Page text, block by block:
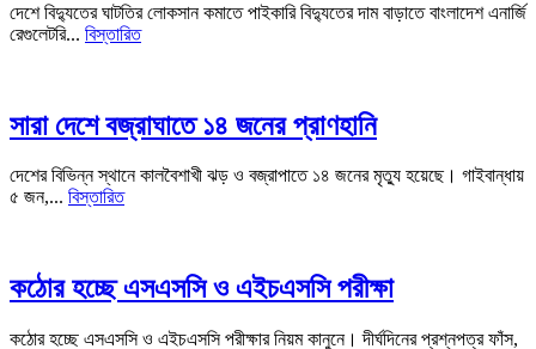
দেশে বিদ্যুতের ঘাটতির লোকসান কমাতে পাইকারি বিদ্যুতের দাম বাড়াতে বাংলাদেশ এনার্জি
রেগুলেটরি... বিস্তারিত
সারা দেশে বজ্রাঘাতে ১৪ জনের প্রাণহানি
দেশের বিভিন্ন স্থানে কালবৈশাখী ঝড় ও বজ্রাপাতে ১৪ জনের মৃত্যু হয়েছে। গাইবান্ধায়
৫ জন,... বিস্তারিত
কঠোর হচ্ছে এসএসসি ও এইচএসসি পরীক্ষা
কঠোর হচ্ছে এসএসসি ও এইচএসসি পরীক্ষার নিয়ম কানুনে। দীর্ঘদিনের প্রশ্নপত্র ফাঁস,